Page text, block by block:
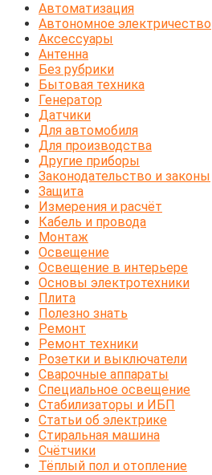
Автоматизация
Автономное электричество
Аксессуары
Антенна
Без рубрики
Бытовая техника
Генератор
Датчики
Для автомобиля
Для производства
Другие приборы
Законодательство и законы
Защита
Измерения и расчёт
Кабель и провода
Монтаж
Освещение
Освещение в интерьере
Основы электротехники
Плита
Полезно знать
Ремонт
Ремонт техники
Розетки и выключатели
Сварочные аппараты
Специальное освещение
Стабилизаторы и ИБП
Статьи об электрике
Стиральная машина
Счётчики
Тёплый пол и отопление